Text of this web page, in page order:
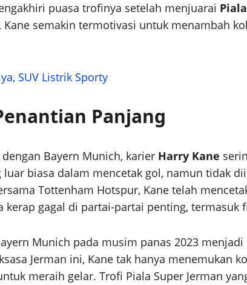
puasa trofinya setelah menjuarai
Kane semakin termotivasi untuk menambah
SUV Listrik Sporty
Panjang
Bayern Munich, karier Harry Kane
luar biasa dalam mencetak gol, namun tidak
Tottenham Hotspur, Kane telah
kerap gagal di partai-partai penting, termasuk
Munich pada musim panas 2023
Jerman ini, Kane tak hanya menemukan
meraih gelar. Trofi Piala Super Jerman